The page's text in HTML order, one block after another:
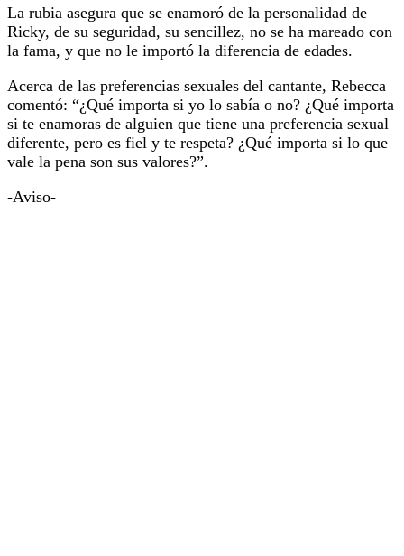
La rubia asegura que se enamoró de la personalidad de
Ricky, de su seguridad, su sencillez, no se ha mareado con
la fama, y que no le importó la diferencia de edades.
Acerca de las preferencias sexuales del cantante, Rebecca
comentó: “¿Qué importa si yo lo sabía o no? ¿Qué importa
si te enamoras de alguien que tiene una preferencia sexual
diferente, pero es fiel y te respeta? ¿Qué importa si lo que
vale la pena son sus valores?”.
-Aviso-